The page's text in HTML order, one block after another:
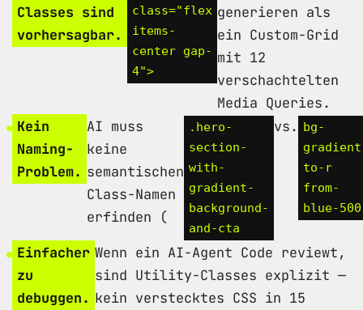
Classes sind
vorhersagbar.
class="flex
items-
center gap-
4">
generieren als
ein Custom-Grid
mit 12
verschachtelten
Media Queries.
Kein
Naming-
Problem.
AI muss
keine
semantischen
Class-Namen
erfinden (
.hero-
section-
with-
gradient-
background-
and-cta
vs. bg-
to-r
from-
blue-500
Einfacher
zu
debuggen.
Wenn ein AI-Agent Code reviewt,
sind Utility-Classes explizit —
kein verstecktes CSS in 15